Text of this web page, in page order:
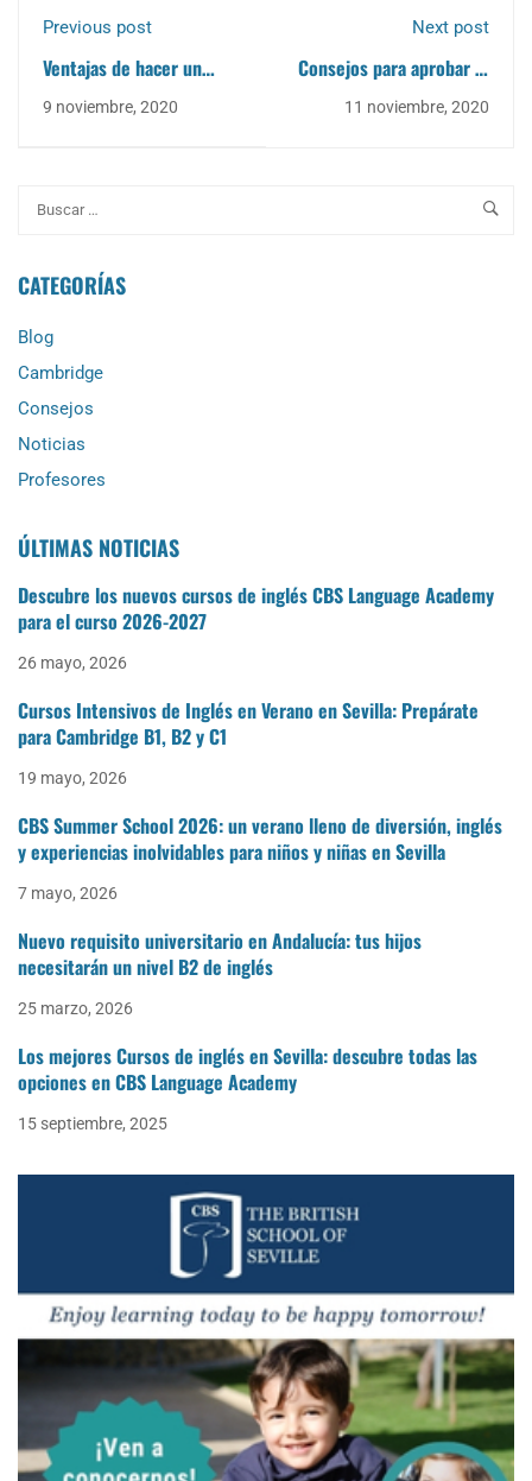
Previous post
Ventajas de hacer un
curso de inglés online
9 noviembre, 2020
Next post
Consejos para aprobar el
Speaking Part 3 First B2
11 noviembre, 2020
CATEGORÍAS
Blog
Cambridge
Consejos
Noticias
Profesores
ÚLTIMAS NOTICIAS
Descubre los nuevos cursos de inglés CBS Language Academy
para el curso 2026-2027
26 mayo, 2026
Cursos Intensivos de Inglés en Verano en Sevilla: Prepárate
para Cambridge B1, B2 y C1
19 mayo, 2026
CBS Summer School 2026: un verano lleno de diversión, inglés
y experiencias inolvidables para niños y niñas en Sevilla
7 mayo, 2026
Nuevo requisito universitario en Andalucía: tus hijos
necesitarán un nivel B2 de inglés
25 marzo, 2026
Los mejores Cursos de inglés en Sevilla: descubre todas las
opciones en CBS Language Academy
15 septiembre, 2025